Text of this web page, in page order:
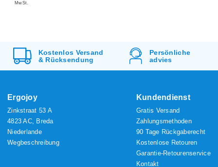
MwSt.
Kostenlos Versand
& Rücksendung
Persönliche
advies
Ergojoy
Zinkstraat 53 A
4823 AC, Breda
Niederlande
Wegbeschreibung
Kundendienst
Gratis Versand
Zahlungsmethoden
90 Tage Rückgaberecht
Kostenlose Retouren
Garantie-Retourenservice
Kontakt